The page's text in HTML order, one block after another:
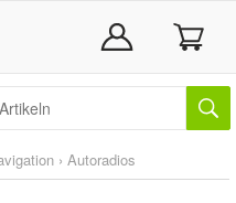
› Autoradios